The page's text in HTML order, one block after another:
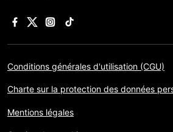
Conditions générales d'utilisation (CGU)
Charte sur la protection des données
Mentions légales